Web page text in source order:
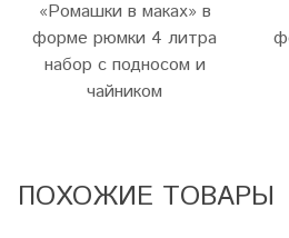
«Ромашки в маках» в
форме рюмки 4 литра
набор с подносом и
чайником
ПОХОЖИЕ ТОВАРЫ